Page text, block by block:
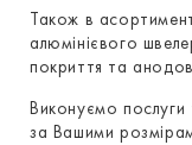
Також в
алюмінієвого
покриття та
Виконуємо послуги
за Вашими